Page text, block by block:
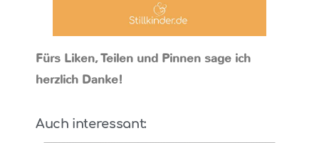
Fürs Liken, Teilen und Pinnen sage ich
herzlich Danke!
Auch interessant: